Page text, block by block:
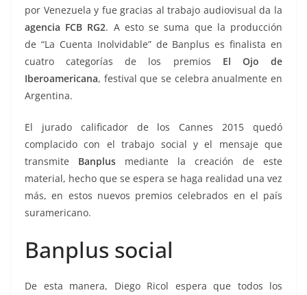
por Venezuela y fue gracias al trabajo audiovisual da la
agencia FCB RG2. A esto se suma que la producción
de “La Cuenta Inolvidable” de Banplus es finalista en
cuatro categorías de los premios El Ojo de
Iberoamericana, festival que se celebra anualmente en
Argentina.
El jurado calificador de los Cannes 2015 quedó
complacido con el trabajo social y el mensaje que
transmite Banplus mediante la creación de este
material, hecho que se espera se haga realidad una vez
más, en estos nuevos premios celebrados en el país
suramericano.
Banplus social
De esta manera, Diego Ricol espera que todos los